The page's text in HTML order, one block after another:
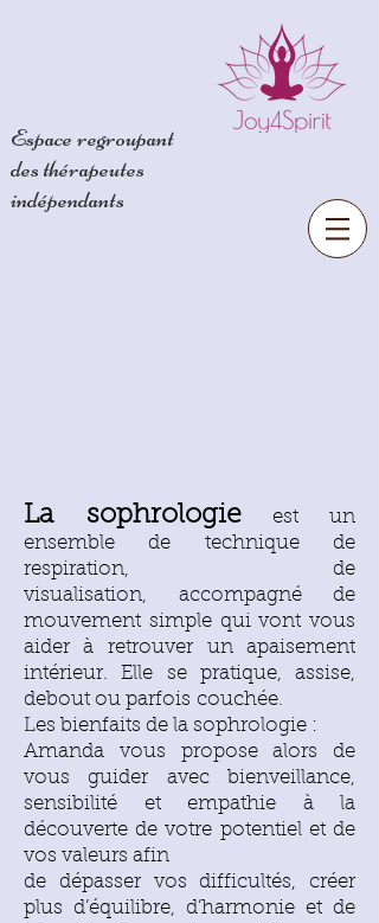
Espace regroupant
des thérapeutes
indépendants
La sophrologie est un
ensemble de technique de
respiration, de
visualisation, accompagné de
mouvement simple qui vont vous
aider à retrouver un apaisement
intérieur. Elle se pratique, assise,
debout ou parfois couchée.
Les bienfaits de la sophrologie :
Amanda vous propose alors de
vous guider avec bienveillance,
sensibilité et empathie à la
découverte de votre potentiel et de
vos valeurs afin
de dépasser vos difficultés, créer
plus d’équilibre, d’harmonie et de